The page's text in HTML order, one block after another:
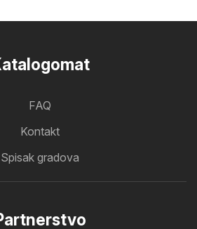
FAQ
Kontakt
Spisak gradova